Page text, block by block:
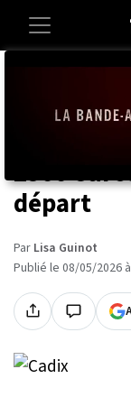
Sa
loyer
2500
départ
Par Lisa Guinot
Publié le 08/05/2026